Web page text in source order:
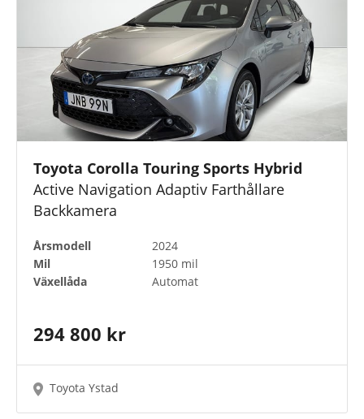
Toyota Corolla Touring Sports Hybrid
Active Navigation Adaptiv Farthållare
Backkamera
Årsmodell
2024
Mil
1950 mil
Växellåda
Automat
294 800 kr
Toyota Ystad